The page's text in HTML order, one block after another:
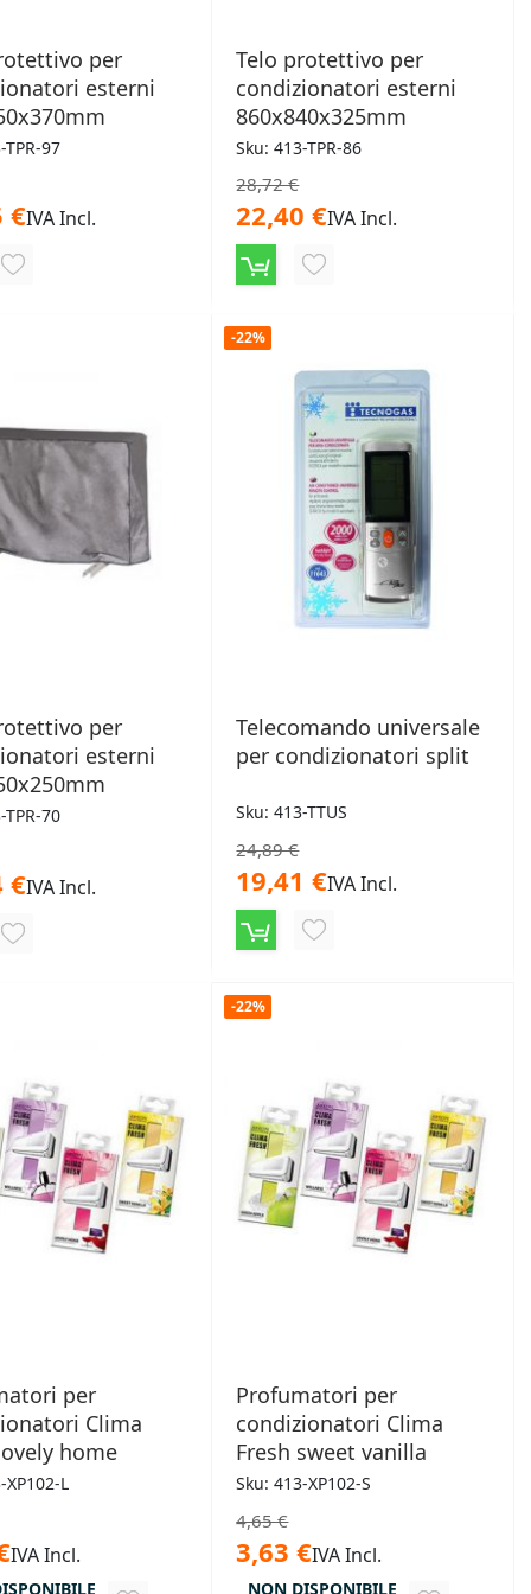
per
esterni
97
€IVA Incl.
AGGIUNGI
Telo protettivo per
condizionatori esterni
860x840x325mm
Sku: 413-TPR-86
28,72 €
22,40 €IVA Incl.
AGGIUNGI
DESIDERI
per
esterni
70
€IVA Incl.
AGGIUNGI
-22%
Telecomando universale
per condizionatori split
Sku: 413-TTUS
24,89 €
19,41 €IVA Incl.
AGGIUNGI
per
Clima
home
L
IVA Incl.
-22%
Profumatori per
condizionatori Clima
Fresh sweet vanilla
Sku: 413-XP102-S
4,65 €
3,63 €IVA Incl.
NON DISPONIBILE